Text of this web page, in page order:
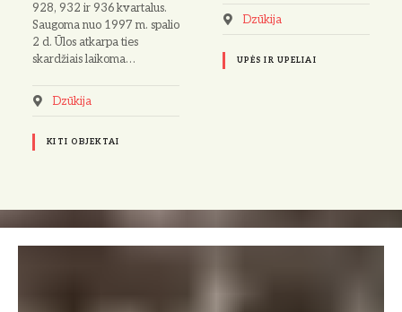
928, 932 ir 936 kvartalus.
Saugoma nuo 1997 m. spalio
2 d. Ūlos atkarpa ties
skardžiais laikoma…
Dzūkija
KITI OBJEKTAI
Dzūkija
UPĖS IR UPELIAI